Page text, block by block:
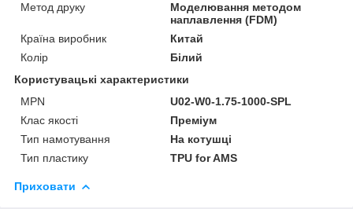
Метод друку
Моделювання методом
наплавлення (FDM)
Країна виробник
Китай
Колір
Білий
Користувацькі характеристики
MPN
U02-W0-1.75-1000-SPL
Клас якості
Преміум
Тип намотування
На котушці
Тип пластику
TPU for AMS
Приховати